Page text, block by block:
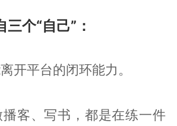
个“自己”：
开平台的闭环能力。
客、写书，都是在练一件